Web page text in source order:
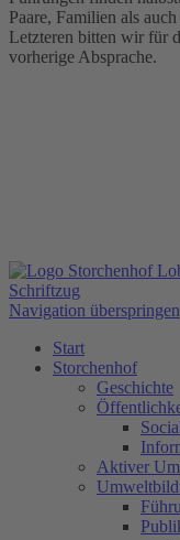
Paare, Familien als
Letzteren bitten wir für
vorherige Absprache.
Navigation überspringen
Start
Storchenhof
Geschichte
Aktiver